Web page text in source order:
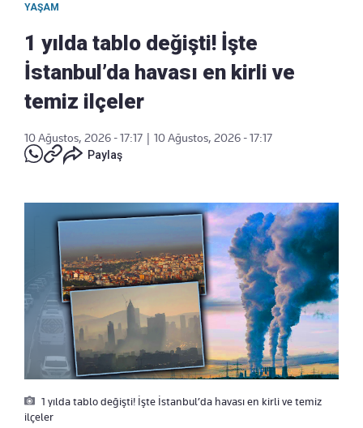
YAŞAM
1 yılda tablo değişti! İşte
İstanbul’da havası en kirli ve
temiz ilçeler
10 Ağustos, 2026 - 17:17
10 Ağustos, 2026 - 17:17
Paylaş
1 yılda tablo değişti! İşte İstanbul’da havası en kirli ve temiz
ilçeler